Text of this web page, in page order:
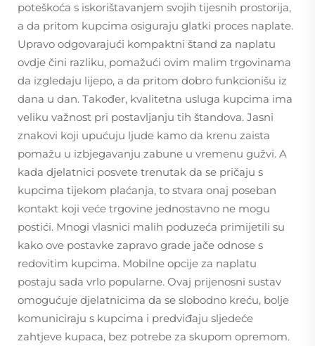
poteškoća s iskorištavanjem svojih tijesnih prostorija,
a da pritom kupcima osiguraju glatki proces naplate.
Upravo odgovarajući kompaktni štand za naplatu
ovdje čini razliku, pomažući ovim malim trgovinama
da izgledaju lijepo, a da pritom dobro funkcionišu iz
dana u dan. Također, kvalitetna usluga kupcima ima
veliku važnost pri postavljanju tih štandova. Jasni
znakovi koji upućuju ljude kamo da krenu zaista
pomažu u izbjegavanju zabune u vremenu gužvi. A
kada djelatnici posvete trenutak da se pričaju s
kupcima tijekom plaćanja, to stvara onaj poseban
kontakt koji veće trgovine jednostavno ne mogu
postići. Mnogi vlasnici malih poduzeća primijetili su
kako ove postavke zapravo grade jače odnose s
redovitim kupcima. Mobilne opcije za naplatu
postaju sada vrlo popularne. Ovaj prijenosni sustav
omogućuje djelatnicima da se slobodno kreću, bolje
komuniciraju s kupcima i predviđaju sljedeće
zahtjeve kupaca, bez potrebe za skupom opremom.